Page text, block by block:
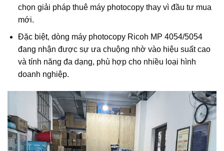
chọn giải pháp thuê máy photocopy thay vì đầu tư mua
mới.
Đặc biệt, dòng máy photocopy Ricoh MP 4054/5054
đang nhận được sự ưa chuộng nhờ vào hiệu suất cao
và tính năng đa dạng, phù hợp cho nhiều loại hình
doanh nghiệp.